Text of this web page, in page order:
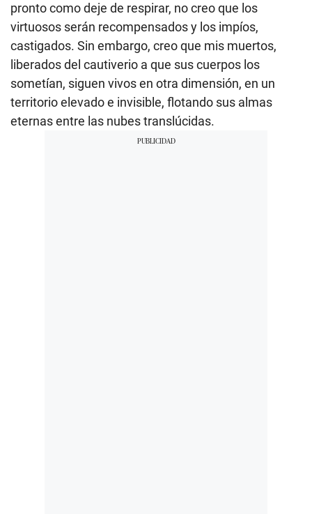
pronto como deje de respirar, no creo que los
virtuosos serán recompensados y los impíos,
castigados. Sin embargo, creo que mis muertos,
liberados del cautiverio a que sus cuerpos los
sometían, siguen vivos en otra dimensión, en un
territorio elevado e invisible, flotando sus almas
eternas entre las nubes translúcidas.